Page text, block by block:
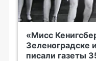
«Мисс
Зеленоградске
писали газеты